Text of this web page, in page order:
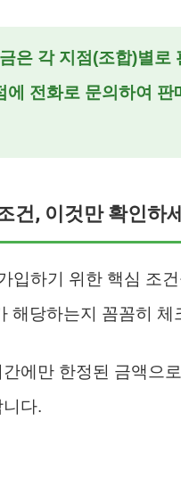
은 각 지점(조합)별로
에 전화로 문의하여 판
건, 이것만 확인하
입하기 위한 핵심 조
해당하는지 꼼꼼히 체
에만 한정된 금액으
다.